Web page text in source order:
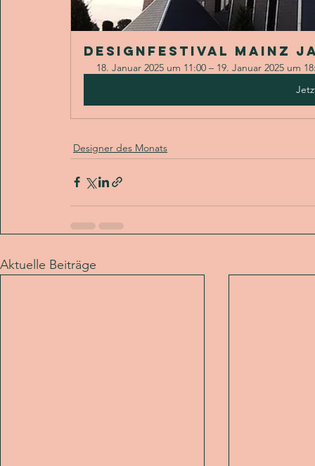
Designfestival Mainz
18. Januar 2025 um 11:00 – 19. Januar 2025 um
Designer des Monats
Aktuelle Beiträge